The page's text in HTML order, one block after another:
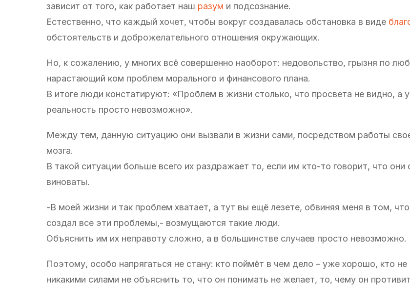
зависит от того, как работает наш разум и подсознание.
Естественно, что каждый хочет, чтобы вокруг создавалась обстановка в виде
обстоятельств и доброжелательного отношения окружающих.
Но, к сожалению, у многих всё совершенно наоборот: недовольство, грызня по
нарастающий ком проблем морального и финансового плана.
В итоге люди констатируют: «Проблем в жизни столько, что просвета не видно, а
реальность просто невозможно».
Между тем, данную ситуацию они вызвали в жизни сами, посредством работы
мозга.
В такой ситуации больше всего их раздражает то, если им кто-то говорит, что они
виноваты.
-В моей жизни и так проблем хватает, а тут вы ещё лезете, обвиняя меня в том,
создал все эти проблемы,- возмущаются такие люди.
Объяснить им их неправоту сложно, а в большинстве случаев просто невозможно.
Поэтому, особо напрягаться не стану: кто поймёт в чем дело – уже хорошо, кто
никакими силами не объяснить то, что он понимать не желает, то, чему он